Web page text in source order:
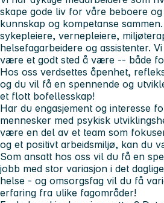
skape gode liv for våre beboere
kunnskap og kompetanse
sykepleiere, vernepleiere,
helsefagarbeidere og assistenter.
være et godt sted å være -- både
Hos oss verdsettes åpenhet,
og du vil få en spennende og
et flott bofellesskap!
Har du engasjement og interesse
mennesker med psykisk
være en del av et team som
og et positivt arbeidsmiljø, kan du
Som ansatt hos oss vil du få en
jobb med stor variasjon i det
helse - og omsorgsfag vil du få
erfaring fra ulike fagområder!